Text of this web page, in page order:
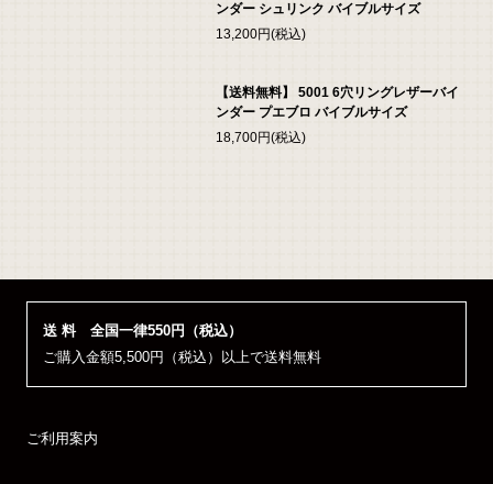
ンダー シュリンク バイブルサイズ
13,200円(税込)
【送料無料】 5001 6穴リングレザーバイ
ンダー プエブロ バイブルサイズ
18,700円(税込)
送 料 全国一律550円（税込）
ご購入金額5,500円（税込）以上で送料無料
ご利用案内